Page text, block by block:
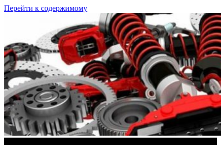
Перейти к содержимому